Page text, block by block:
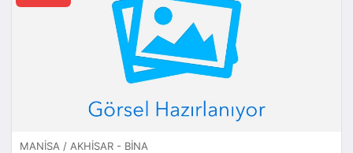
MANISA / AKHISAR - BINA